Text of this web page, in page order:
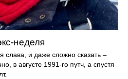
неделя
слава, и даже сложно сказать –
в августе 1991-го путч, а спустя